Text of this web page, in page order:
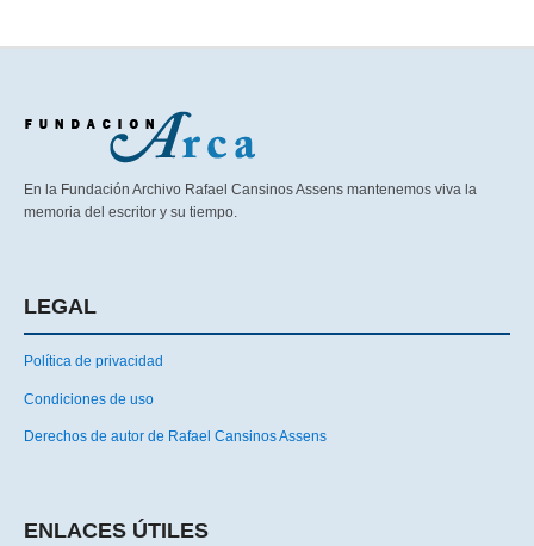
En la Fundación Archivo Rafael Cansinos Assens mantenemos viva la
memoria del escritor y su tiempo.
LEGAL
Política de privacidad
Condiciones de uso
Derechos de autor de Rafael Cansinos Assens
ENLACES ÚTILES